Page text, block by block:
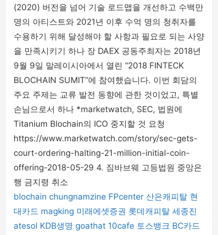
(2020) 버전을 넘어 기술 로드맵을 개선하고 수백만
명의 아티스트와 2021년 이후 수억 명의 청취자를
수용하기 위해 달성해야 할 사항과 필요로 되는 사양
을 만족시키기 하나 장 DAEX 공동주최자는 2018년
9월 9일 말레이시아에서 열린 “2018 FINTECK
BLOCHAIN SUMIT”에 참여했습니다. 이번 회담의
주요 주제는 교류 발전 동향에 관한 것이었고, 특별
손님으로서 하나 *marketwatch, SEC, 법원에
Titanium Blochain의 ICO 중지할 것 요청
https://www.marketwatch.com/story/sec-gets-
court-ordering-halting-21-million-initial-coin-
offering-2018-05-29 4. 짐바브웨 고등법원 중앙은
행 금지령 취소
blochain chungnamzine FPcenter 산은캐피탈 현
대카드 magking 미래에셋증권 롯데캐피탈 세종진
atesol KDB생명 goathat 10cafe 토스뱅크 BC카드